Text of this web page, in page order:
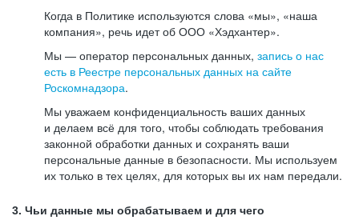
Когда в Политике используются слова «мы», «наша
компания», речь идет об ООО «Хэдхантер».
Мы — оператор персональных данных, запись о нас
есть в Реестре персональных данных на сайте
Роскомнадзора.
Мы уважаем конфиденциальность ваших данных
и делаем всё для того, чтобы соблюдать требования
законной обработки данных и сохранять ваши
персональные данные в безопасности. Мы используем
их только в тех целях, для которых вы их нам передали.
3. Чьи данные мы обрабатываем и для чего